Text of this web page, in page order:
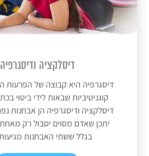
דיסלקציה ודיסגרפיה
דיסגרפיה היא קבוצה של הפרעות
קוגניטיביות שבאות לידי ביטוי
דיסלקציה ודיסגרפיה הן אבחנות
יתכן שאדם מסוים יסבול רק
בגלל ששתי האבחנות